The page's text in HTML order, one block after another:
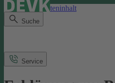
Direkt zum Seiteninhalt
Suche
Service